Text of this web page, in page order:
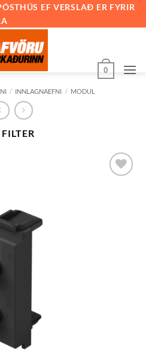
EF VERSLAÐ ER FYRIR
0
/ INNLAGNAEFNI / MODUL
FILTER